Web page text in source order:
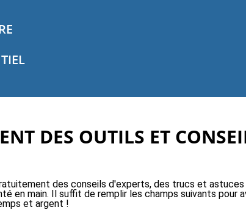
DES OUTILS ET
des conseils d'experts, des trucs et
en main. Il suffit de remplir les champs suivants
et argent !